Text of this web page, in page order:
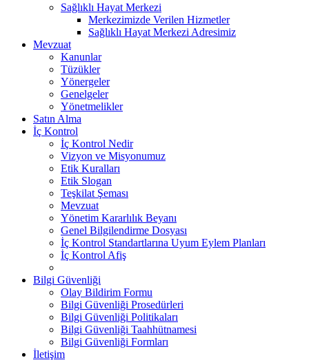
Sağlıklı Hayat Merkezi
Merkezimizde Verilen Hizmetler
Sağlıklı Hayat Merkezi Adresimiz
Mevzuat
Kanunlar
Tüzükler
Yönergeler
Genelgeler
Yönetmelikler
Satın Alma
İç Kontrol
İç Kontrol Nedir
Vizyon ve Misyonumuz
Etik Kuralları
Etik Slogan
Teşkilat Şeması
Mevzuat
Yönetim Kararlılık Beyanı
Genel Bilgilendirme Dosyası
İç Kontrol Standartlarına Uyum Eylem Planları
İç Kontrol Afiş
Bilgi Güvenliği
Olay Bildirim Formu
Bilgi Güvenliği Prosedürleri
Bilgi Güvenliği Politikaları
Bilgi Güvenliği Taahhütnamesi
Bilgi Güvenliği Formları
İletişim